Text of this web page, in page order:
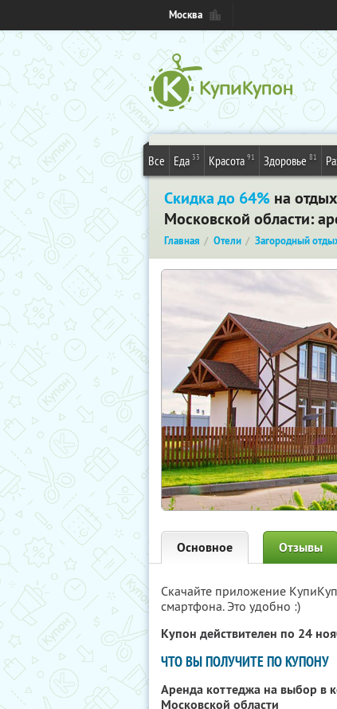
Москва
Все Еда 33 Красота 91 Здоровье 81
Скидка до 64% на
Московской области:
Главная Отели Загородный
Основное Отзывы
Скачайте приложение
смартфона. Это удобно :)
Купон действителен по 24
ЧТО ВЫ ПОЛУЧИТЕ ПО КУПОНУ
Аренда коттеджа на выбор в
Московской области